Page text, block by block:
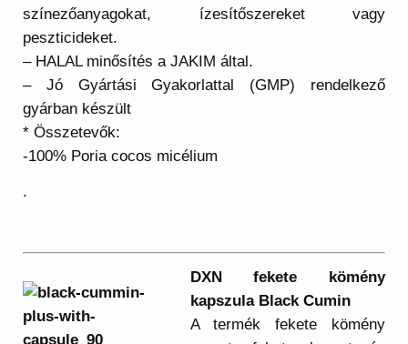
színezőanyagokat, ízesítőszereket vagy
peszticideket.
– HALAL minősítés a JAKIM által.
– Jó Gyártási Gyakorlattal (GMP) rendelkező
gyárban készült
* Összetevők:
-100% Poria cocos micélium
.
DXN fekete kömény
kapszula Black Cumin
A termék fekete kömény